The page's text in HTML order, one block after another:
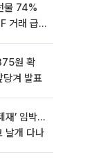
물 74%
거래 급
원 확
겨 발표
재’ 임박…
날개 다나